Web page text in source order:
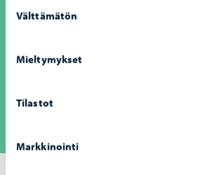
valinta
Välttämätön
Mieltymykset
Tilastot
Markkinointi
Saa tukea, kun tarvitsee sitä ja voi
ammattilaisia ja osaavat hommansa